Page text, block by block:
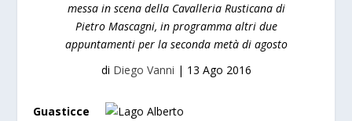
messa in scena della Cavalleria Rusticana di
Pietro Mascagni, in programma altri due
appuntamenti per la seconda metà di agosto
di Diego Vanni | 13 Ago 2016
Guasticce